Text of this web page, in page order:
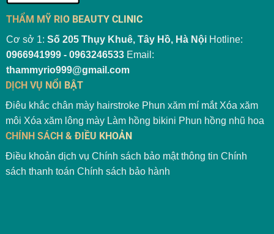
THẨM MỸ RIO BEAUTY CLINIC
Cơ sở 1: Số 205 Thụy Khuê, Tây Hồ, Hà NộiHotline:
0966941999 - 0963246533Email:
thammyrio999@gmail.com
DỊCH VỤ NỔI BẬT
Điêu khắc chân mày hairstroke Phun xăm mí mắt Xóa xăm
môi Xóa xăm lông mày Làm hồng bikini Phun hồng nhũ hoa
CHÍNH SÁCH & ĐIỀU KHOẢN
Điều khoản dịch vụ Chính sách bảo mật thông tin Chính
sách thanh toán Chính sách bảo hành